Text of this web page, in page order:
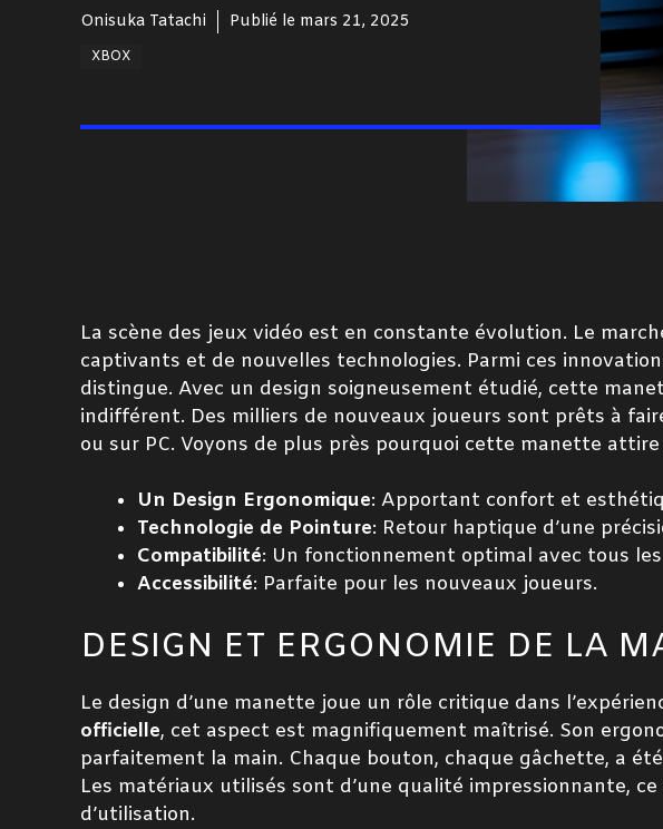
Onisuka Tatachi Publié le mars 21, 2025
XBOX
La scène des jeux vidéo est en constante évolution. Le
captivants et de nouvelles technologies. Parmi ces
distingue. Avec un design soigneusement étudié, cette
indifférent. Des milliers de nouveaux joueurs sont prêts à
ou sur PC. Voyons de plus près pourquoi cette manette
Un Design Ergonomique: Apportant confort et
Technologie de Pointure: Retour haptique d’une
Compatibilité: Un fonctionnement optimal avec tous
Accessibilité: Parfaite pour les nouveaux joueurs.
DESIGN ET ERGONOMIE DE LA
Le design d’une manette joue un rôle critique dans
officielle, cet aspect est magnifiquement maîtrisé. Son
parfaitement la main. Chaque bouton, chaque gâchette, a
Les matériaux utilisés sont d’une qualité impressionnante,
d’utilisation.